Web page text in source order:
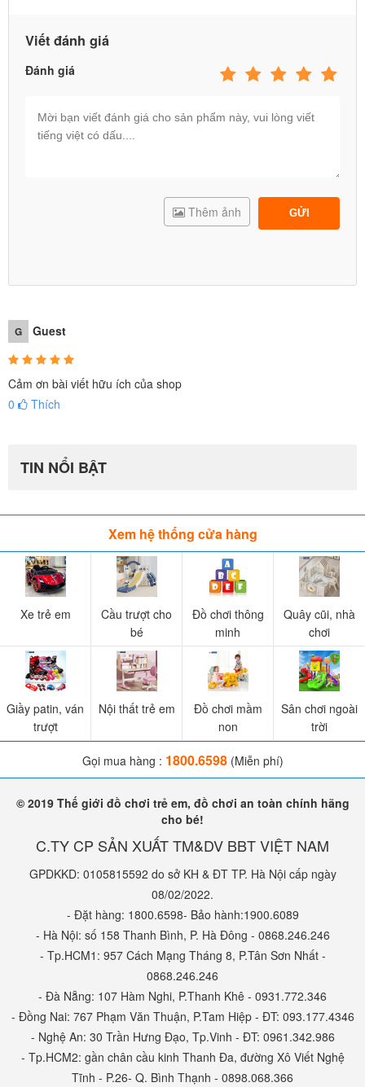
Viết đánh giá
Đánh giá
GỬI
Thêm ảnh
G Guest
Cảm ơn bài viết hữu ích của shop
0
Thích
TIN NỔI BẬT
Xem hệ thống cửa hàng
Xe trẻ em
Cầu trượt cho
bé
Đồ chơi thông
minh
Quây cũi, nhà
chơi
Giầy patin, ván
trượt
Nội thất trẻ em
Đồ chơi mầm
non
Sân chơi ngoài
trời
Gọi mua hàng : 1800.6598(Miễn phí)
© 2019 Thế giới đồ chơi trẻ em, đồ chơi an toàn chính hãng
cho bé!
C.TY CP SẢN XUẤT TM&DV BBT VIỆT NAM
GPDKKD: 0105815592 do sở KH & ĐT TP. Hà Nội cấp ngày
08/02/2022.
- Đặt hàng: 1800.6598- Bảo hành:1900.6089
- Hà Nội: số 158 Thanh Bình, P. Hà Đông - 0868.246.246
- Tp.HCM1: 957 Cách Mạng Tháng 8, P.Tân Sơn Nhất -
0868.246.246
- Đà Nẵng: 107 Hàm Nghi, P.Thanh Khê - 0931.772.346
- Đồng Nai: 767 Phạm Văn Thuận, P.Tam Hiệp - ĐT: 093.177.4346
- Nghệ An: 30 Trần Hưng Đạo, Tp.Vinh - ĐT: 0961.342.986
- Tp.HCM2: gần chân cầu kinh Thanh Đa, đường Xô Viết Nghệ
Tĩnh - P.26- Q. Bình Thạnh - 0898.068.366